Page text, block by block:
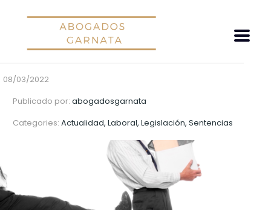
08/03/2022
Publicado por: abogadosgarnata
Categories: Actualidad, Laboral, Legislación, Sentencias